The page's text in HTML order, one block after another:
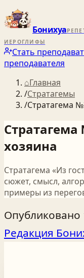
Бонихуа
ИЕРОГЛИФЫ
Стать
преподавателя
⌂Главная
/Стратагемы
/Стратагема
Стратагема
хозяина
Стратагема «Из
сюжет, смысл,
примеры из
Опубликовано
Редакция